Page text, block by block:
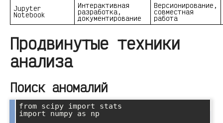
Jupyter
Notebook
Интерактивная
разработка,
документирование
Версионирование,
совместная
работа
Продвинутые техники
анализа
Поиск аномалий
from scipy import stats
import numpy as np